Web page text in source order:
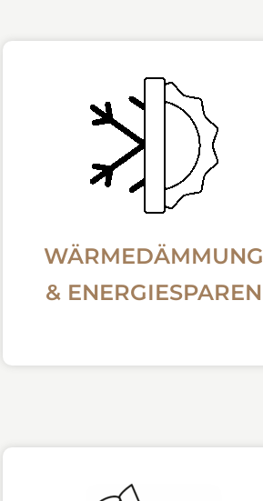
WÄRMEDÄMMUNG
& ENERGIESPAREN